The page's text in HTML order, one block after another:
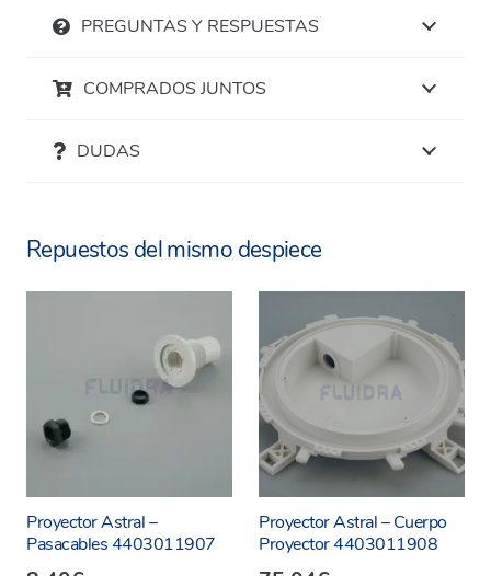
PREGUNTAS Y RESPUESTAS
COMPRADOS JUNTOS
DUDAS
Repuestos del mismo despiece
Proyector Astral –
Pasacables 4403011907
Proyector Astral – Cuerpo
Proyector 4403011908